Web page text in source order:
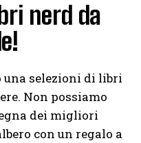
nerd da
una selezioni di libri
Non possiamo
dei migliori
con un regalo a